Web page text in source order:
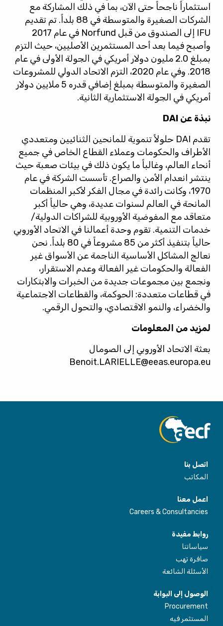
استثماراً ناجحاً حتى الآن، بما في ذلك المشاركة مع
الشركات الصغيرة والمتوسطة في 88 بلداً. تم تقديم
IFU إلى الصندوق من قبل Norfund في عام 2017
وأصبح فيما بعد أحد المستثمرين الأصليين، حيث التزم
بمبلغ 2.0 مليون دولار أمريكي في الجولة الأولى في عام
2018. وفي عام 2020، التزم الاتحاد الدولي للمشروعات
الصغيرة والمتوسطة بمبلغ إضافي قدره 5 ملايين دولار
أمريكي في الجولة الاستثمارية الثانية.
نبذة عن DAI
تقدم DAI حلولاً تنموية للمانحين الثنائيين ومتعددي
الأطراف والحكومات وعملاء القطاع الخاص في جميع
أنحاء العالم، وغالباً ما يكون ذلك في بيئات صعبة حيث
ينتشر انعدام الأمن والصراع. تأسست الشركة في عام
1970، وكانت رائدة في مجال الفكر لأكبر المنظمات
المانحة في العالم لسنوات عديدة، وهي حالياً أكبر
متعاقد مع المفوضية الأوروبية للشراكات الدولية/
خدمات التنمية. تقوم وحدة أعمالنا في الاتحاد الأوروبي
حالياً بتنفيذ أكثر من 85 مشروعاً في 80 بلداً. نحن
نعالج المشاكل الأساسية الناجمة عن الأسواق غير
الفعالة والحكومات غير الفعالة وعدم الاستقرار،
ونجمع بين مجموعات جديدة من الخبرات والابتكارات
في قطاعات متعددة: الحوكمة، والقطاعات الاجتماعية
والخضراء، والنمو الاقتصادي، والتحول الرقمي.
لمزيد من المعلومات
بعثة الاتحاد الأوروبي إلى الصومال
Benoit.LARIELLE@eeas.europa.eu
اتصل بنا
المكاتب
اعمل معنا
Careers & Consultancies
روابط مفيدة
سياساتنا
صافرة تهب
الأسئلة الشائعة
الوصول إلى البوابة
Procurement
المستثمر فيه